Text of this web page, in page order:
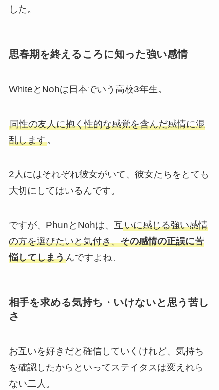
した。
思春期を終えるころに知った強い感情
WhiteとNohは日本でいう高校3年生。
同性の友人に抱く性的な感覚を含んだ感情に混
乱します。
2人にはそれぞれ彼女がいて、彼女たちをとても
大切にしてはいるんです。
ですが、PhunとNohは、互いに感じる強い感情
の方を選びたいと気付き、その感情の正誤に苦
悩してしまうんですよね。
相手を求める気持ち・いけないと思う苦し
さ
お互いを好きだと確信していくけれど、気持ち
を確認したからといってステイタスは変えれら
ない二人。